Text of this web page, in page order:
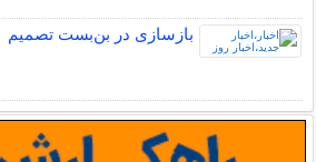
بازسازی در بن‌بست تصمیم